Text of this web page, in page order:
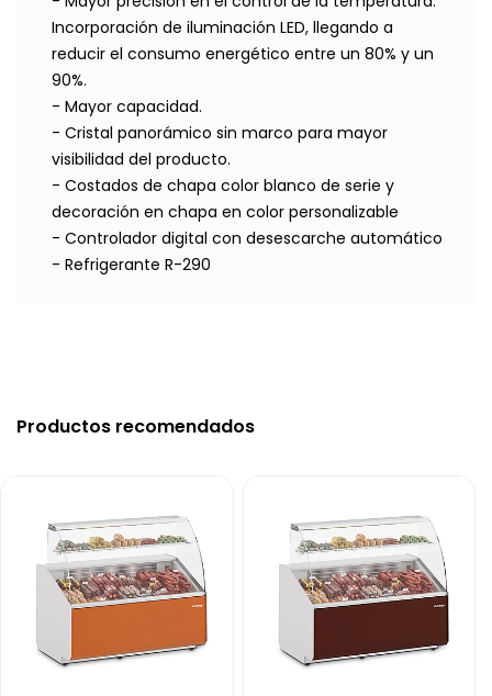
Incorporación de iluminación LED, llegando a
reducir el consumo energético entre un 80% y un
90%.
- Mayor capacidad.
- Cristal panorámico sin marco para mayor
visibilidad del producto.
- Costados de chapa color blanco de serie y
decoración en chapa en color personalizable
- Controlador digital con desescarche automático
- Refrigerante R-290
Productos recomendados